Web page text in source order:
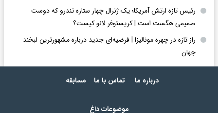
رئیس تازه ارتش آمریکا؛ یک ژنرال چهار ستاره تندرو که دوست
صمیمی هگست است | کریستوفر لانو کیست؟
راز تازه در چهره مونالیزا | فرضیه‌ای جدید درباره مشهورترین لبخند
جهان
درباره ما تماس با ما مسابقه
موضوعات داغ